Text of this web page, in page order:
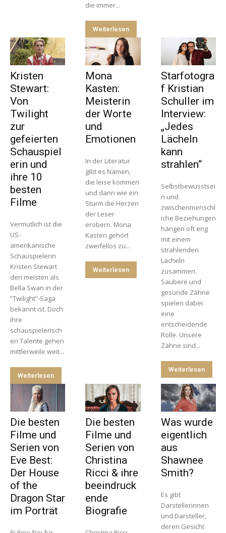
die immer...
Weiterlesen
Kristen
Stewart:
Von
Twilight
zur
gefeierten
Schauspiel
erin und
ihre 10
besten
Filme
Vermutlich ist die
US-
amerikanische
Schauspielerin
Kristen Stewart
den meisten als
Bella Swan in der
“Twilight”-Saga
bekannt ist. Doch
ihre
schauspielerisch
en Talente gehen
mittlerweile weit...
Weiterlesen
Mona
Kasten:
Meisterin
der Worte
und
Emotionen
In der Literatur
gibt es Namen,
die leise kommen
und dann wie ein
Sturm die Herzen
der Leser
erobern. Mona
Kasten gehört
zweifellos zu...
Weiterlesen
Starfotogra
f Kristian
Schuller im
Interview:
„Jedes
Lächeln
kann
strahlen“
Selbstbewusstsei
n und
zwischenmenschl
iche Beziehungen
hängen oft eng
mit einem
strahlenden
Lächeln
zusammen.
Saubere und
gesunde Zähne
spielen dabei
eine
entscheidende
Rolle. Unsere
Zähne sind...
Weiterlesen
Die besten
Filme und
Serien von
Eve Best:
Der House
of the
Dragon Star
im Porträt
Die besten
Filme und
Serien von
Christina
Ricci & ihre
beeindruck
ende
Biografie
Was wurde
eigentlich
aus
Shawnee
Smith?
Es gibt
Darstellerinnen
und Darsteller,
deren Gesicht